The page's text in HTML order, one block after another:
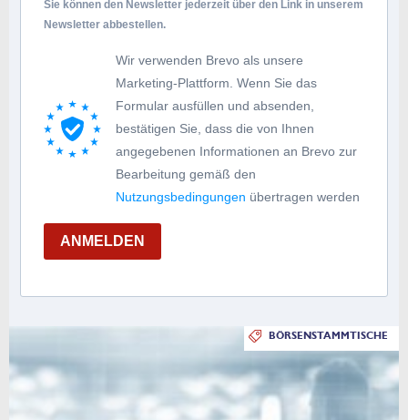
Sie können den Newsletter jederzeit über den Link in unserem
Newsletter abbestellen.
Wir verwenden Brevo als unsere
Marketing-Plattform. Wenn Sie das
Formular ausfüllen und absenden,
bestätigen Sie, dass die von Ihnen
angegebenen Informationen an Brevo zur
Bearbeitung gemäß den
Nutzungsbedingungen übertragen werden
ANMELDEN
BÖRSENSTAMMTISCHE